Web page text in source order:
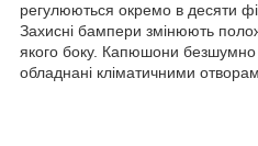
регулюються окремо в десяти
Захисні бампери змінюють
якого боку. Капюшони безшумно
обладнані кліматичними